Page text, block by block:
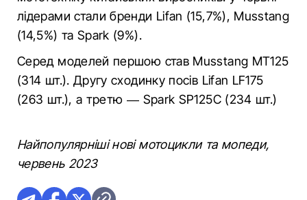
лідерами стали бренди Lifan (15,7%), Musstang
(14,5%) та Spark (9%).
Серед моделей першою став Musstang MT125
(314 шт.). Другу сходинку посів Lifan LF175
(263 шт.), а третю — Spark SP125C (234 шт.)
Найпопулярніші нові мотоцикли та мопеди,
червень 2023